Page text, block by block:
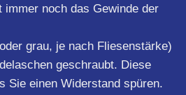
immer noch das Gewinde der
grau, je nach Fliesenstärke)
geschraubt. Diese
Sie einen Widerstand spüren.